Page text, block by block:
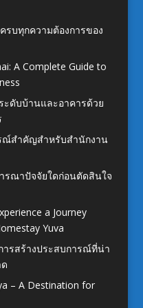
รบทุกความต้องการของ
A Complete Guide to
ะดับบ้านและอาคารด้วย
ณ์สำคัญสำหรับสำนักงาน
รณาปัจจัยใดก่อนตัดสินใจ
a Journey
Yuva
ารสร้างประสบการณ์ที่น่า
– A Destination for